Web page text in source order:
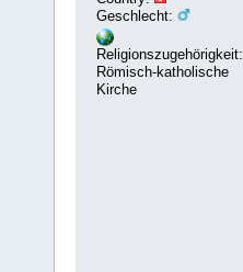
Geschlecht:
Religionszugehörigkeit:
Römisch-katholische
Kirche